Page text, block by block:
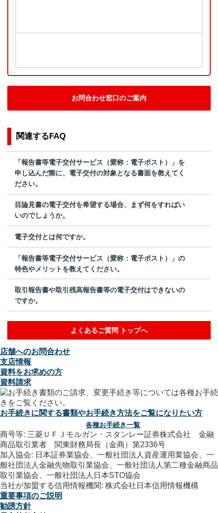
お問合わせ窓口のご案内
関連するFAQ
「報告書等電子交付サービス（愛称：電子ポスト）」を
申し込んだ際に、電子交付の対象となる書面を教えてく
ださい。
目論見書の電子交付を希望する場合、まず何をすればい
いのでしょうか。
電子交付とは何ですか。
「報告書等電子交付サービス（愛称：電子ポスト）」の
特色やメリットを教えてください。
取引報告書や取引残高報告書等の電子交付はできないの
ですか。
よくあるご質問 トップへ
店舗へのお問合わせ
支店情報
資料をお求めの方
資料請求
お手続きに関する書類やお手続き方法をご覧になりたい方
各種お手続き一覧
商号等: 三菱ＵＦＪモルガン・スタンレー証券株式会社 金融
商品取引業者 関東財務局長（金商）第2336号
加入協会: 日本証券業協会、一般社団法人資産運用業協会、一
般社団法人金融先物取引業協会、一般社団法人第二種金融商品
取引業協会、一般社団法人日本STO協会
当社が加盟する信用情報機関: 株式会社日本信用情報機構
重要事項のご説明
勧誘方針